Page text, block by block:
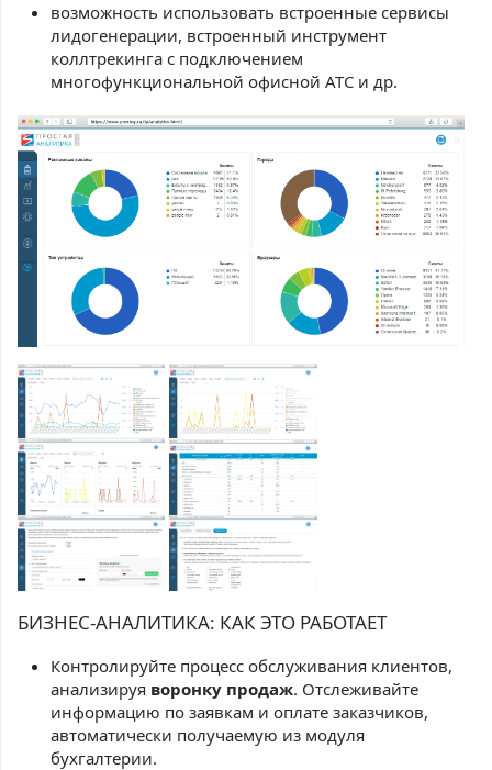
возможность использовать встроенные сервисы
лидогенерации, встроенный инструмент
коллтрекинга с подключением
многофункциональной офисной АТС и др.
БИЗНЕС-АНАЛИТИКА: КАК ЭТО РАБОТАЕТ
Контролируйте процесс обслуживания клиентов,
анализируя воронку продаж. Отслеживайте
информацию по заявкам и оплате заказчиков,
автоматически получаемую из модуля
бухгалтерии.